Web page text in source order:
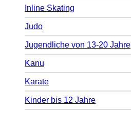
Inline Skating
Judo
Jugendliche von 13-20 Jahre
Kanu
Karate
Kinder bis 12 Jahre